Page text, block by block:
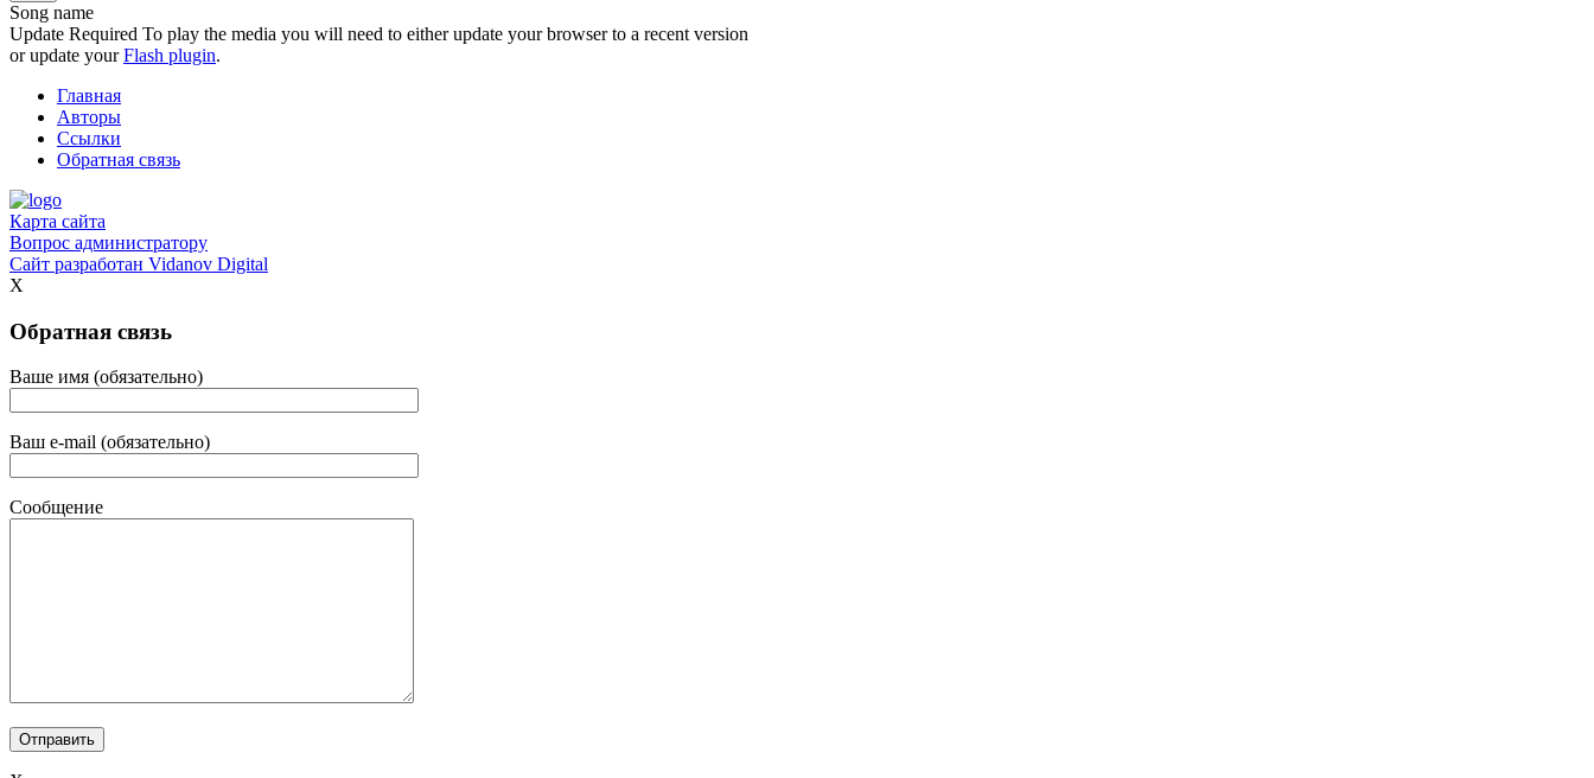
Song name
Update Required To play the media you will need to either update your browser to a recent version
or update yourFlash plugin.
Главная
Авторы
Ссылки
Обратная связь
Карта сайта
Вопрос администратору
Сайт разработан Vidanov Digital
X
Обратная связь
Ваше имя (обязательно)
Ваш e-mail (обязательно)
Сообщение